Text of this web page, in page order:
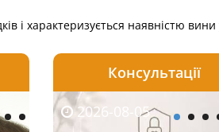
і характеризується наявністю
2026-08-05
2026-08-04
Консультації
2026-08-05
2026-07-30